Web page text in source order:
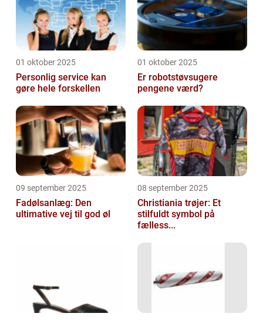
01 oktober 2025
Personlig service kan
gøre hele forskellen
01 oktober 2025
Er robotstøvsugere
pengene værd?
09 september 2025
Fadølsanlæg: Den
ultimative vej til god øl
08 september 2025
Christiania trøjer: Et
stilfuldt symbol på
fælless...